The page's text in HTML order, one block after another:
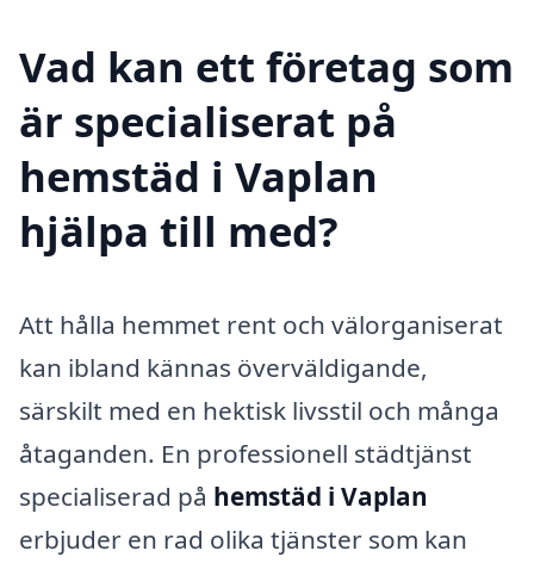
Vad kan ett företag som
är specialiserat på
hemstäd i Vaplan
hjälpa till med?
Att hålla hemmet rent och välorganiserat
kan ibland kännas överväldigande,
särskilt med en hektisk livsstil och många
åtaganden. En professionell städtjänst
specialiserad på hemstäd i Vaplan
erbjuder en rad olika tjänster som kan